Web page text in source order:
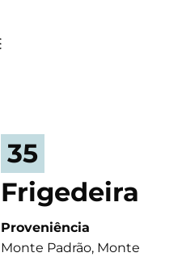
35
Frigedeira
Proveniência
Monte Padrão, Monte